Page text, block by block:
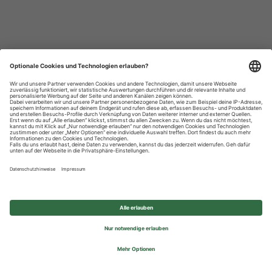
Datenschutzhinweise
Impressum
Privatsphäre-Einstellungen
© 2026 REWE Group - All rights reserved